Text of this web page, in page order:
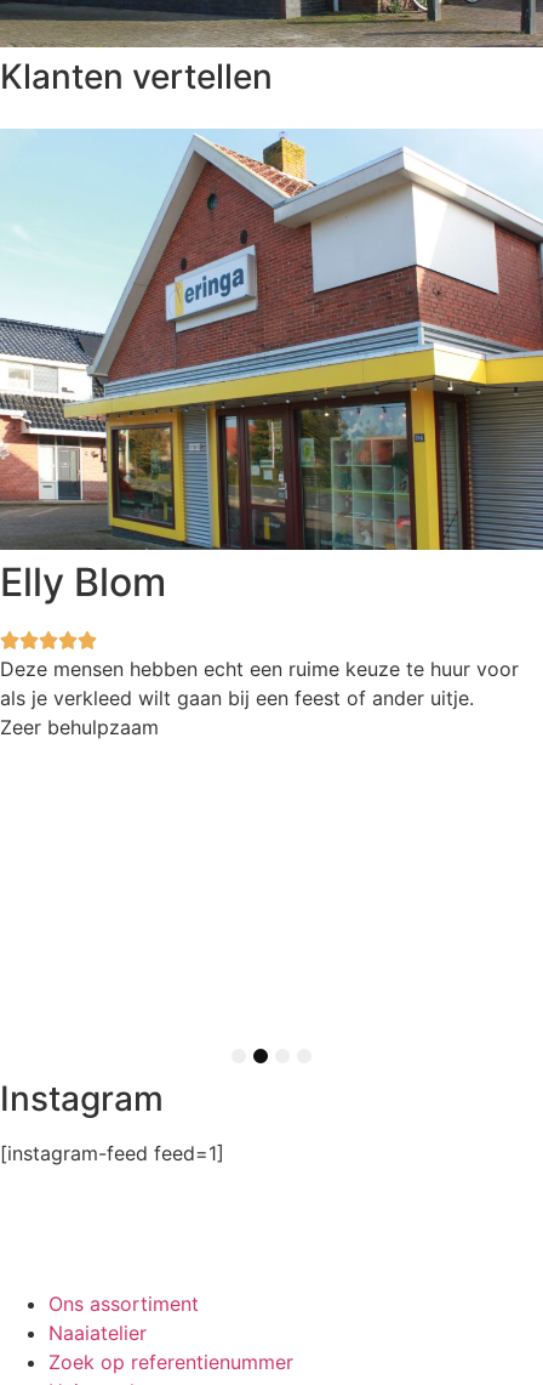
Klanten vertellen
Elly Blom
Deze mensen hebben echt een ruime keuze te huur voor
als je verkleed wilt gaan bij een feest of ander uitje.
Zeer behulpzaam
Instagram
[instagram-feed feed=1]
Ons assortiment
Naaiatelier
Zoek op referentienummer